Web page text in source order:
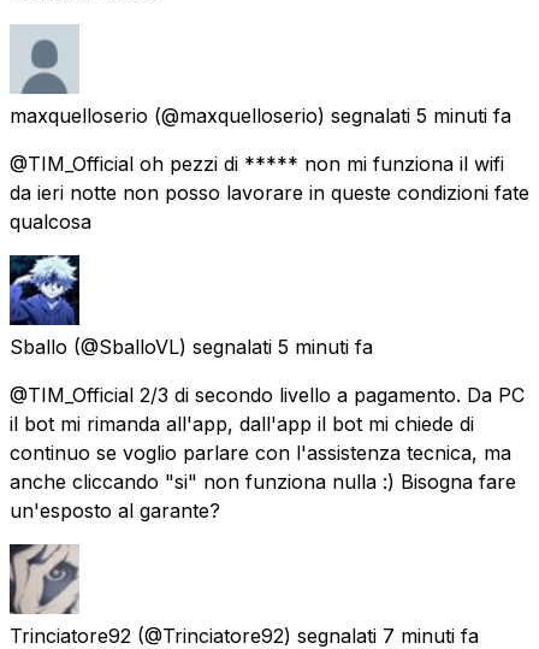
maxquelloserio (@maxquelloserio) segnalati 5 minuti fa
@TIM_Official oh pezzi di ***** non mi funziona il wifi
da ieri notte non posso lavorare in queste condizioni fate
qualcosa
Sballo (@SballoVL) segnalati 5 minuti fa
@TIM_Official 2/3 di secondo livello a pagamento. Da PC
il bot mi rimanda all'app, dall'app il bot mi chiede di
continuo se voglio parlare con l'assistenza tecnica, ma
anche cliccando "si" non funziona nulla :) Bisogna fare
un'esposto al garante?
Trinciatore92 (@Trinciatore92) segnalati 7 minuti fa